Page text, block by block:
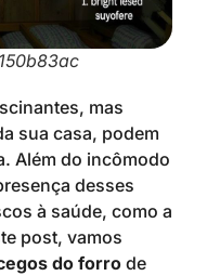
mas
sua casa, podem
Além do incômodo
desses
à saúde, como a
post, vamos
do forro de